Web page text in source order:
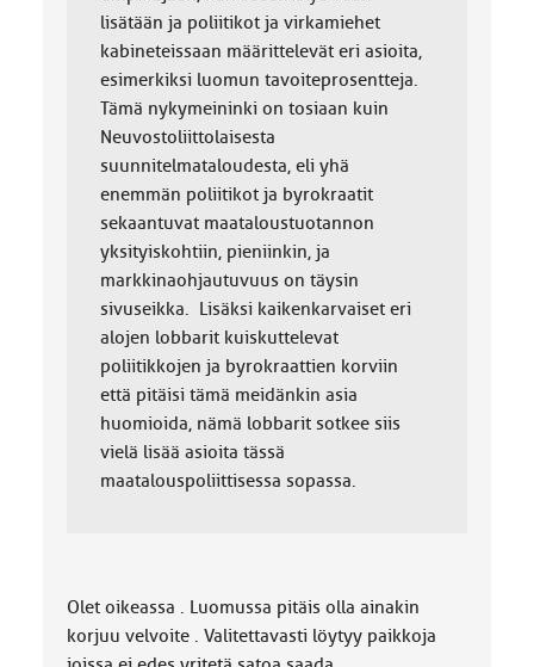
lisätään ja poliitikot ja virkamiehet
kabineteissaan määrittelevät eri asioita,
esimerkiksi luomun tavoiteprosentteja.
Tämä nykymeininki on tosiaan kuin
Neuvostoliittolaisesta
suunnitelmataloudesta, eli yhä
enemmän poliitikot ja byrokraatit
sekaantuvat maataloustuotannon
yksityiskohtiin, pieniinkin, ja
markkinaohjautuvuus on täysin
sivuseikka. Lisäksi kaikenkarvaiset eri
alojen lobbarit kuiskuttelevat
poliitikkojen ja byrokraattien korviin
että pitäisi tämä meidänkin asia
huomioida, nämä lobbarit sotkee siis
vielä lisää asioita tässä
maatalouspoliittisessa sopassa.
Olet oikeassa . Luomussa pitäis olla ainakin
korjuu velvoite . Valitettavasti löytyy paikkoja